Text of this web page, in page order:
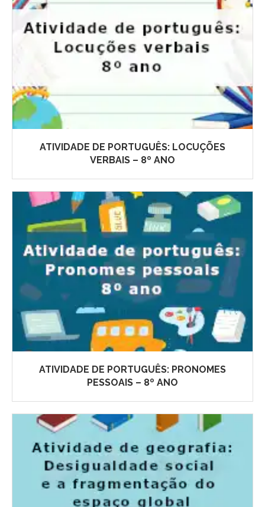
ATIVIDADE DE PORTUGUÊS: LOCUÇÕES
VERBAIS – 8º ANO
ATIVIDADE DE PORTUGUÊS: PRONOMES
PESSOAIS – 8º ANO